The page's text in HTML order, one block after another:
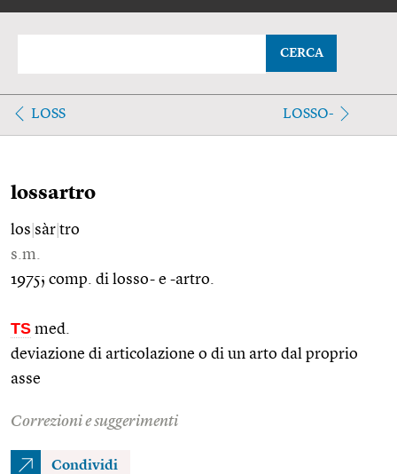
CERCA
LOSS LOSSO-
lossartro
los sàr tro
s.m.
1975; comp. di losso- e -artro.
TS med.
deviazione di articolazione o di un arto dal proprio
asse
Correzioni e suggerimenti
Condividi